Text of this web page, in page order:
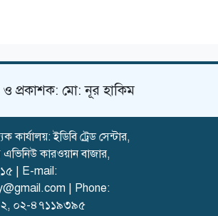
প্রকাশক: মো: নূর হাকিম
কার্যালয়: ইডিবি ট্রেড সেন্টার,
কারওয়ান বাজার,
| E-mail:
| Phone:
, ০২-৪৭১১৯৩৯৫